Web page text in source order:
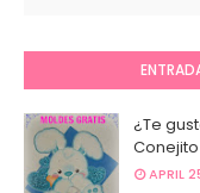
¿Te
Conejito
APRIL